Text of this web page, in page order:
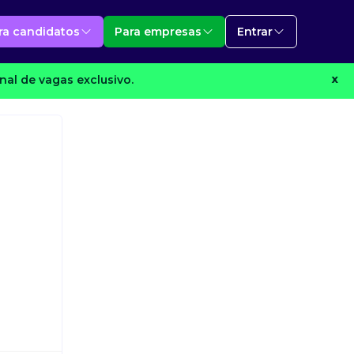
candidatos Para empresas Entrar
de vagas exclusivo. X